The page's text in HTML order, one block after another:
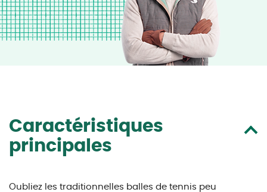
Caractéristiques
principales
Oubliez les traditionnelles balles de tennis peu